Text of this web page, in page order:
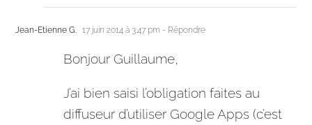
Jean-Etienne G. 17 juin 2014 à 3:47 pm - Répondre
Bonjour Guillaume,
J’ai bien saisi l’obligation faites au
diffuseur d’utiliser Google Apps (c’est